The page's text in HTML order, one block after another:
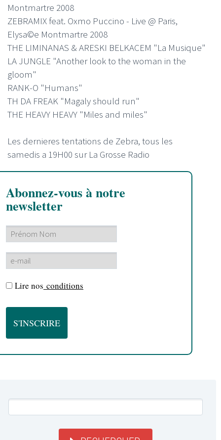
Montmartre 2008
ZEBRAMIX feat. Oxmo Puccino - Live @ Paris,
Elysa©e Montmartre 2008
THE LIMINANAS & ARESKI BELKACEM "La Musique"
LA JUNGLE "Another look to the woman in the
gloom"
RANK-O "Humans"
TH DA FREAK "Magaly should run"
THE HEAVY HEAVY "Miles and miles"
Les dernieres tentations de Zebra, tous les
samedis a 19H00 sur La Grosse Radio
Abonnez-vous à notre
newsletter
Lire nos conditions